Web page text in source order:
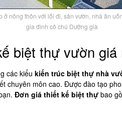
ở nông thôn với lối đi, sân vườn, nhà ăn
gia đình cô chú Dưỡng già
biệt thự vườn giá
các kiểu kiến trúc biệt thự nhà
chuyên môn cao. Được đào tạo
Đơn giá thiết kế biệt thự bao